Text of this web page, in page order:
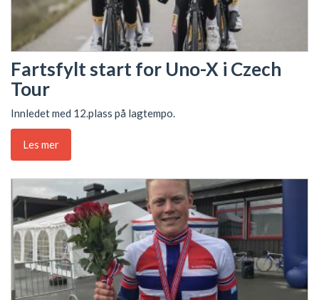
Fartsfylt start for Uno-X i Czech
Tour
Innledet med 12.plass på lagtempo.
Les mer